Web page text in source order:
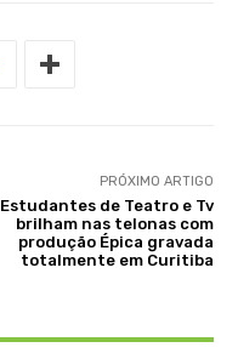
PRÓXIMO ARTIGO
Estudantes de Teatro e Tv
brilham nas telonas com
produção Épica gravada
totalmente em Curitiba